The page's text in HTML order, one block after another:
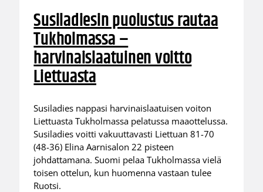
Susiladiesin puolustus rautaa
Tukholmassa –
harvinaislaatuinen voitto
Liettuasta
Susiladies nappasi harvinaislaatuisen voiton
Liettuasta Tukholmassa pelatussa maaottelussa.
Susiladies voitti vakuuttavasti Liettuan 81-70
(48-36) Elina Aarnisalon 22 pisteen
johdattamana. Suomi pelaa Tukholmassa vielä
toisen ottelun, kun huomenna vastaan tulee
Ruotsi.